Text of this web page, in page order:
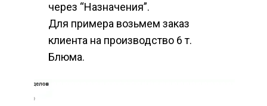
через “Назначения”.
Для примера возьмем заказ
клиента на производство 6 т.
Блюма.